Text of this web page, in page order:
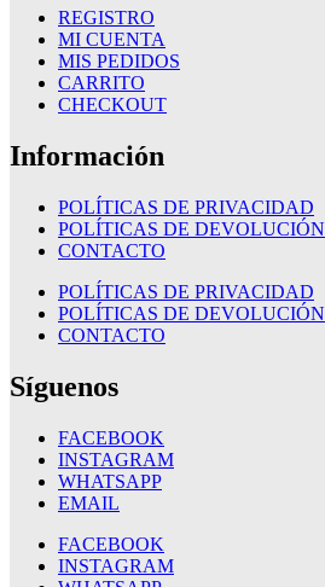
REGISTRO
MI CUENTA
MIS PEDIDOS
CARRITO
CHECKOUT
Información
POLÍTICAS DE PRIVACIDAD
POLÍTICAS DE DEVOLUCIÓN
CONTACTO
POLÍTICAS DE PRIVACIDAD
POLÍTICAS DE DEVOLUCIÓN
CONTACTO
Síguenos
FACEBOOK
INSTAGRAM
WHATSAPP
EMAIL
FACEBOOK
INSTAGRAM